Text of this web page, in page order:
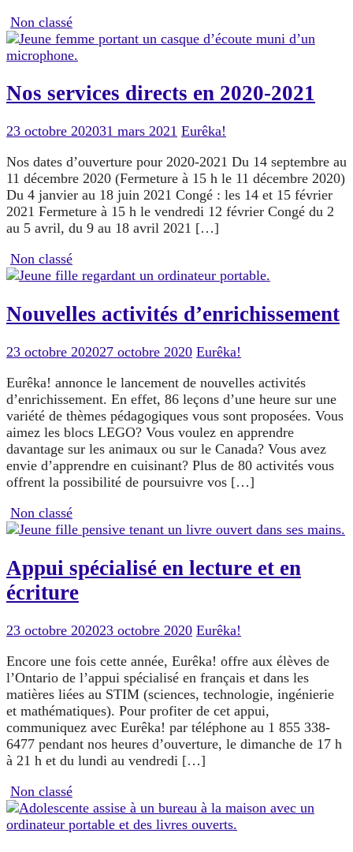
Non classé
Nos services directs en 2020-2021
23 octobre 202031 mars 2021 Eurêka!
Nos dates d’ouverture pour 2020-2021 Du 14 septembre au
11 décembre 2020 (Fermeture à 15 h le 11 décembre 2020)
Du 4 janvier au 18 juin 2021 Congé : les 14 et 15 février
2021 Fermeture à 15 h le vendredi 12 février Congé du 2
au 5 avril, du 9 au 18 avril 2021 […]
Non classé
Nouvelles activités d’enrichissement
23 octobre 202027 octobre 2020 Eurêka!
Eurêka! annonce le lancement de nouvelles activités
d’enrichissement. En effet, 86 leçons d’une heure sur une
variété de thèmes pédagogiques vous sont proposées. Vous
aimez les blocs LEGO? Vous voulez en apprendre
davantage sur les animaux ou sur le Canada? Vous avez
envie d’apprendre en cuisinant? Plus de 80 activités vous
offrent la possibilité de poursuivre vos […]
Non classé
Appui spécialisé en lecture et en
écriture
23 octobre 202023 octobre 2020 Eurêka!
Encore une fois cette année, Eurêka! offre aux élèves de
l’Ontario de l’appui spécialisé en français et dans les
matières liées au STIM (sciences, technologie, ingénierie
et mathématiques). Pour profiter de cet appui,
communiquez avec Eurêka! par téléphone au 1 855 338-
6477 pendant nos heures d’ouverture, le dimanche de 17 h
à 21 h et du lundi au vendredi […]
Non classé